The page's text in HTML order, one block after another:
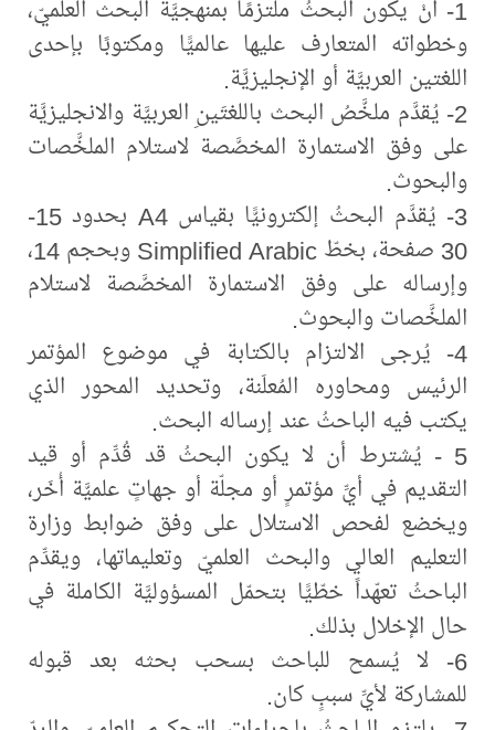
1- أنْ يكون البحثُ ملتزمًا بمنهجيَّة البحث العلميّ،
وخطواته المتعارف عليها عالميًّا ومكتوبًا بإحدى
اللغتين العربيَّة أو الإنجليزيَّة.
2- يُقدَّم ملخَّصُ البحث باللغتَينِ العربيَّة والانجليزيَّة
على وفق الاستمارة المخصَّصة لاستلام الملخَّصات
والبحوث.
3- يُقدَّم البحثُ إلكترونيًّا بقياس A4 بحدود 15-
30 صفحة، بخطّ Simplified Arabic وبحجم 14،
وإرساله على وفق الاستمارة المخصَّصة لاستلام
الملخَّصات والبحوث.
4- يُرجى الالتزام بالكتابة في موضوع المؤتمر
الرئيس ومحاوره المُعلَنة، وتحديد المحور الذي
يكتب فيه الباحثُ عند إرساله البحث.
5 - يُشترط أن لا يكون البحثُ قد قُدِّم أو قيد
التقديم في أيِّ مؤتمرٍ أو مجلّة أو جهاتٍ علميَّة أُخَر،
ويخضع لفحص الاستلال على وفق ضوابط وزارة
التعليم العالي والبحث العلميّ وتعليماتها، ويقدِّم
الباحثُ تعهّداً خطّيًّا بتحمّل المسؤوليَّة الكاملة في
حال الإخلال بذلك.
6- لا يُسمح للباحث بسحب بحثه بعد قبوله
للمشاركة لأيِّ سببٍ كان.